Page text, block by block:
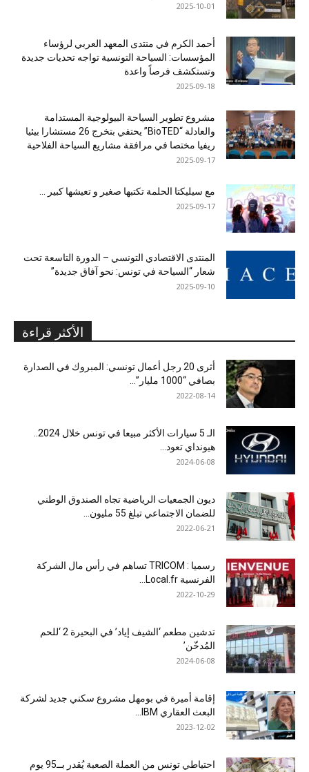
2025-10-01
أحمد الكرم في منتدى المعهد العربي لرؤساء
المؤسسات: السياحة التونسية تواجه تحديات جديدة
وتستكشف فرصاً واعدة
2025-09-18
مشروع تطوير السياحة البيولوجية المستدامة
والعادلة “BioTED” يحتفي بتخرج 26 مستشارا بيئيا
ريفيا مختصا في مرافقة مشاريع السياحة الفلاحية
2025-09-17
مع سيليكتا الحلمة تكتبها صغير و تعيشها كبير …
2025-09-17
المنتدى الاقتصادي التونسي – الدورة التاسعة تحت
شعار “السياحة في تونس: نحو آفاق جديدة”
2025-09-10
الأكثر قراءة
أثرى 20 رجل أعمال تونسي: المبروك في الصدارة
بصافي “1000 مليار”...
2022-08-14
هيونداي تعود...
2024-06-08
ديون الجمعيات الرياضية تجاه الصندوق الوطني
للضمان الاجتماعي تبلغ 55 مليون...
2022-06-21
رسميا : TRICOM تساهم في رأس مال الشركة
الفرنسية Local.fr...
2022-10-29
تدشين مطعم ‘الشيف إياد’ في البحيرة 2 ‘للحم
المُدخّن’
2024-06-08
إقامة أميرة في بومهل مشروع سكني جديد لشركة
البعث العقاري IBM...
2023-12-02
احتياطي تونس من العملة الصعبة يُقدر بــ95 يوم